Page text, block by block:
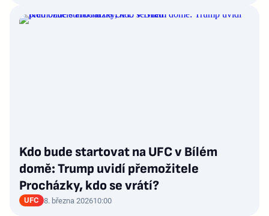
Kdo bude startovat na UFC v Bílém
domě: Trump uvidí přemožitele
Procházky, kdo se vrátí?
UFC 8. března 202610:00